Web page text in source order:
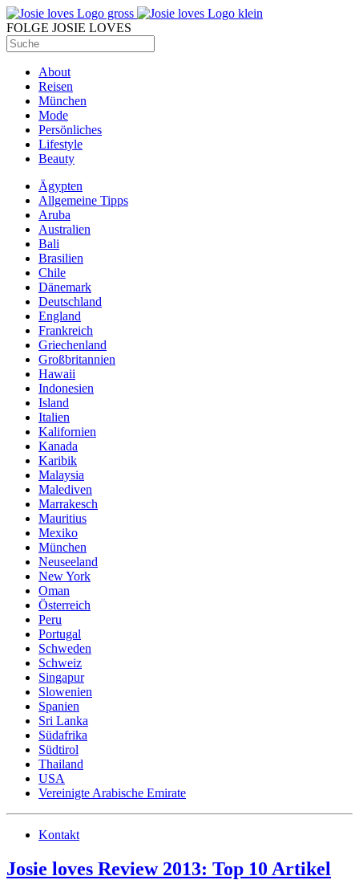
FOLGE JOSIE LOVES
About
Reisen
München
Mode
Persönliches
Lifestyle
Beauty
Ägypten
Allgemeine Tipps
Aruba
Australien
Bali
Brasilien
Chile
Dänemark
Deutschland
England
Frankreich
Griechenland
Großbritannien
Hawaii
Indonesien
Island
Italien
Kalifornien
Kanada
Karibik
Malaysia
Malediven
Marrakesch
Mauritius
Mexiko
München
Neuseeland
New York
Oman
Österreich
Peru
Portugal
Schweden
Schweiz
Singapur
Slowenien
Spanien
Sri Lanka
Südafrika
Südtirol
Thailand
USA
Vereinigte Arabische Emirate
Kontakt
Josie loves Review 2013: Top 10 Artikel